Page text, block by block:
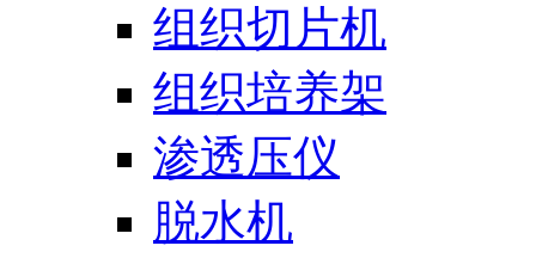
组织切片机
组织培养架
渗透压仪
脱水机